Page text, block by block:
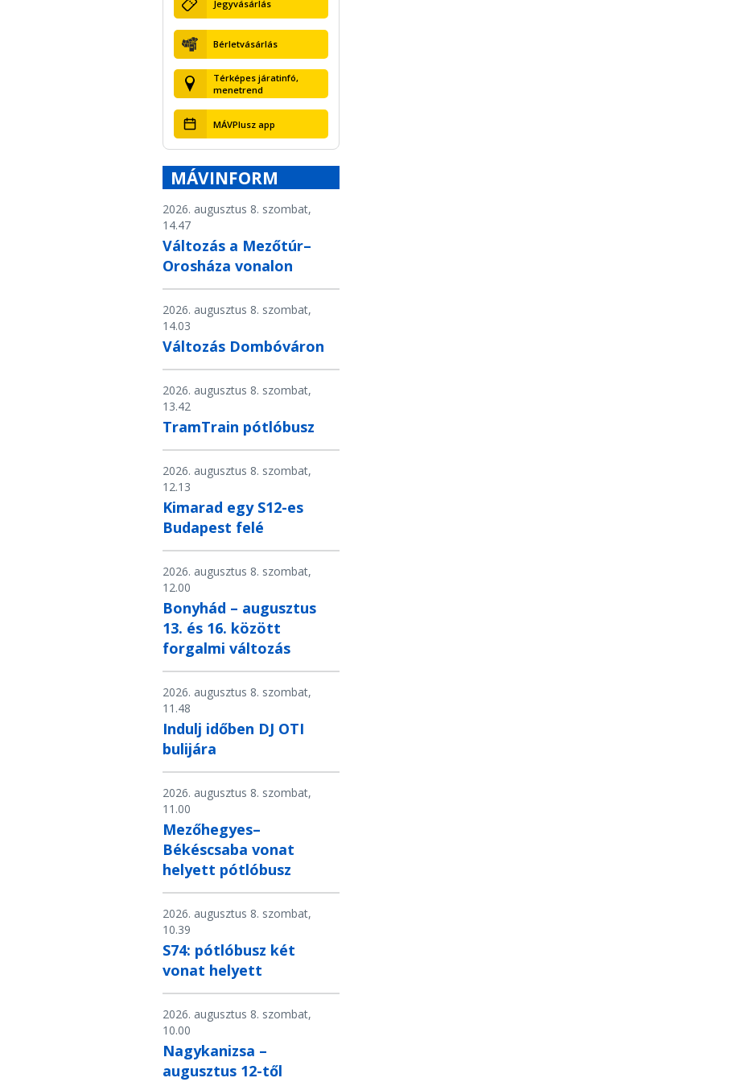
Jegyvásárlás
Bérletvásárlás
Térképes járatinfó,
menetrend
MÁVPlusz app
MÁVINFORM
2026. augusztus 8. szombat,
14.47
Változás a Mezőtúr–
Orosháza vonalon
2026. augusztus 8. szombat,
14.03
Változás Dombóváron
2026. augusztus 8. szombat,
13.42
TramTrain pótlóbusz
2026. augusztus 8. szombat,
12.13
Kimarad egy S12-es
Budapest felé
2026. augusztus 8. szombat,
12.00
Bonyhád – augusztus
13. és 16. között
forgalmi változás
2026. augusztus 8. szombat,
11.48
Indulj időben DJ OTI
bulijára
2026. augusztus 8. szombat,
11.00
Mezőhegyes–
Békéscsaba vonat
helyett pótlóbusz
2026. augusztus 8. szombat,
10.39
S74: pótlóbusz két
vonat helyett
2026. augusztus 8. szombat,
10.00
Nagykanizsa –
augusztus 12-től